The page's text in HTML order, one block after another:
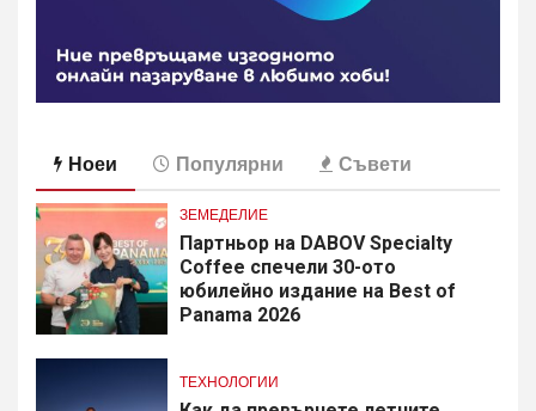
Ноеи Популярни Съвети
ЗЕМЕДЕЛИЕ
Партньор на DABOV Specialty
Coffee спечели 30-ото
юбилейно издание на Best of
Panama 2026
ТЕХНОЛОГИИ